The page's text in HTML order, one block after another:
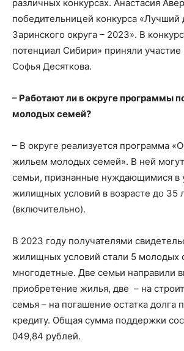
различных конкурсах. Анастасия
победительницей конкурса «Лучший
Заринского округа – 2023». В
потенциал Сибири» приняли
Софья Десяткова.
– Работают ли в округе программы
молодых семей?
– В округе реализуется программа
жильем молодых семей». В ней могут
семьи, признанные нуждающимися в
жилищных условий в возрасте до 35
(включительно).
В 2023 году получателями
жилищных условий стали 5 молодых
многодетные. Две семьи направили
приобретение жилья, две – на
семья – на погашение остатка долга
кредиту. Общая сумма поддержки
049,84 рублей.